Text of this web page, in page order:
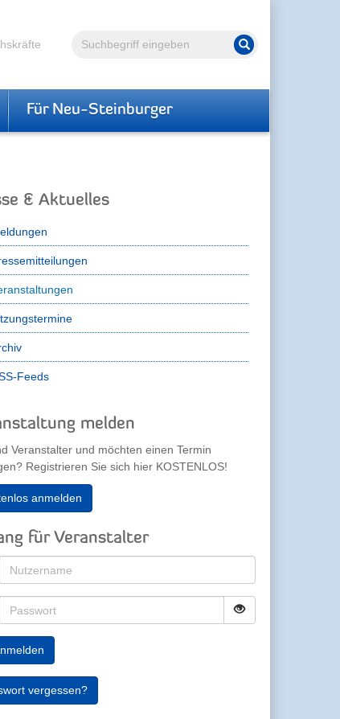
Volltextsuche Suche starten
Für Neu-Steinburger
& Aktuelles
Feeds
melden
Veranstalter und möchten einen Termin
Registrieren Sie sich hier KOSTENLOS!
anmelden
für Veranstalter
vergessen?